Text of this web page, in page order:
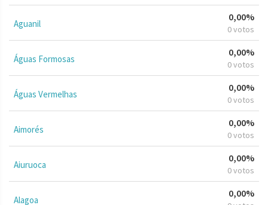
Aguanil
0,00%
0 votos
Águas Formosas
0,00%
0 votos
Águas Vermelhas
0,00%
0 votos
Aimorés
0,00%
0 votos
Aiuruoca
0,00%
0 votos
Alagoa
0,00%